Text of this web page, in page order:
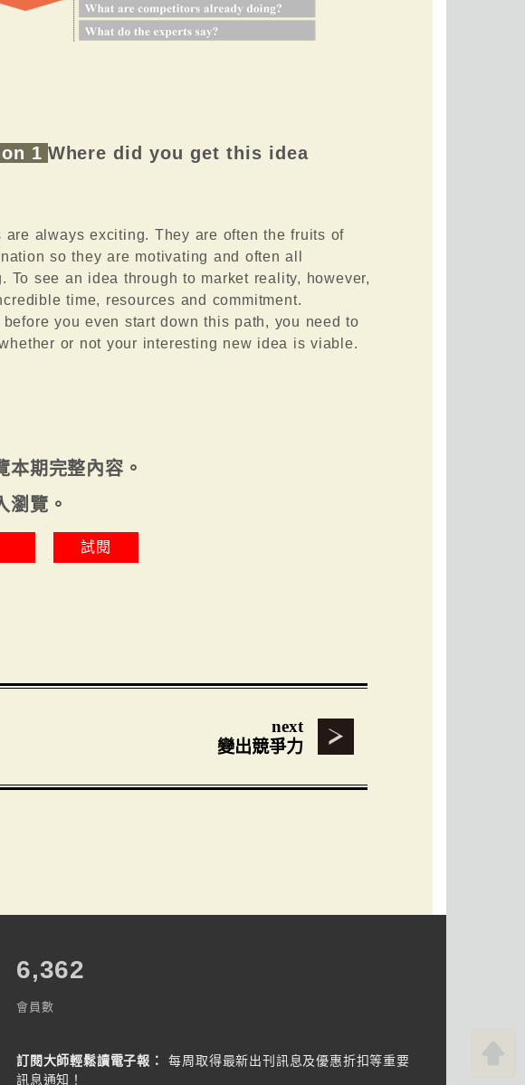
1 Where did you get this idea
are always exciting. They are often the fruits of
so they are motivating and often all
To see an idea through to market reality, however,
time, resources and commitment.
before you even start down this path, you need to
or not your interesting new idea is viable.
本期完整內容。
瀏覽。
試閱
next
變出競爭力
7,787
會員數
訂閱大師輕鬆讀電子報：
每周取得最新出刊訊息及優惠折扣等重要
訊息通知！